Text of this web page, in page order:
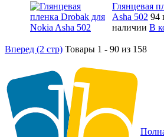
Глянцевая
Asha 502 94
наличии В
Вперед (2 стр) Товары 1 - 90 из 158